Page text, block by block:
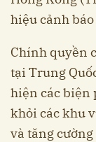
hiệu cảnh
Chính quyền
tại Trung
hiện các biện
khỏi các khu
và tăng